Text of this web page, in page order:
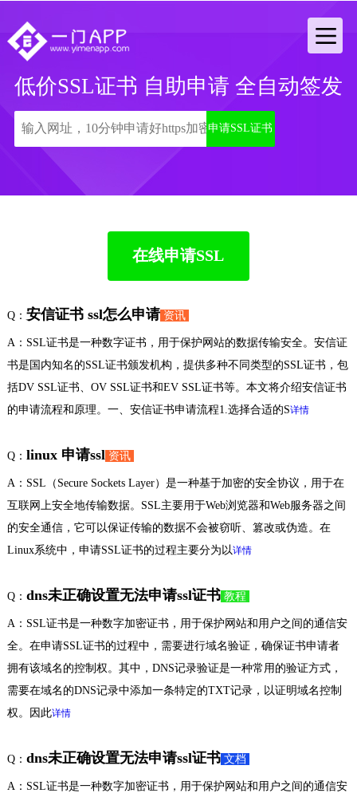
低价SSL证书 自助申请 全自动签发
申请SSL证书
在线申请SSL
Q： 安信证书 ssl怎么申请 资讯
A：SSL证书是一种数字证书，用于保护网站的数据传输安全。安信证
书是国内知名的SSL证书颁发机构，提供多种不同类型的SSL证书，包
括DV SSL证书、OV SSL证书和EV SSL证书等。本文将介绍安信证书
的申请流程和原理。一、安信证书申请流程1.选择合适的S详情
Q： linux 申请ssl 资讯
A：SSL（Secure Sockets Layer）是一种基于加密的安全协议，用于在
互联网上安全地传输数据。SSL主要用于Web浏览器和Web服务器之间
的安全通信，它可以保证传输的数据不会被窃听、篡改或伪造。在
Linux系统中，申请SSL证书的过程主要分为以详情
Q： dns未正确设置无法申请ssl证书 教程
A：SSL证书是一种数字加密证书，用于保护网站和用户之间的通信安
全。在申请SSL证书的过程中，需要进行域名验证，确保证书申请者
拥有该域名的控制权。其中，DNS记录验证是一种常用的验证方式，
需要在域名的DNS记录中添加一条特定的TXT记录，以证明域名控制
权。因此详情
Q： dns未正确设置无法申请ssl证书 文档
A：SSL证书是一种数字加密证书，用于保护网站和用户之间的通信安